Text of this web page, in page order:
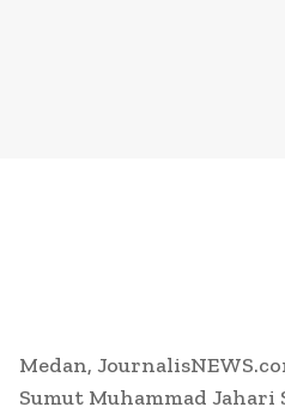
Medan,
Sumut Muhammad